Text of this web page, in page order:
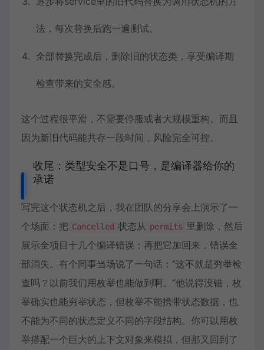
法，每次替换后跑一遍测试。
全部替换完成后，删除旧的状态类，享受编译期
检查带来的安全感。
这个过程很平滑，不需要停服或者大规模重构。而且
因为新旧代码能共存一段时间，风险完全可控。
收尾：类型安全不是口号，是编译器给你的
承诺
写完这个状态机之后，我在团队的分享会上演示了一
个场面：把 Cancelled 状态从 permits 里删除，然后
展示全项目十几个编译错误；再把它加回来，错误全
部消失。有个同事当场说了一句话：“这不就是穷举检
查吗？以前我们用枚举也能做到啊。”他说得没错，枚
举确实也能穷举状态，但枚举不能携带状态数据，也
不能为不同的状态定义不同的字段结构。你可以用枚
举搭配一个巨大的上下文对象来模拟，但那又回到了